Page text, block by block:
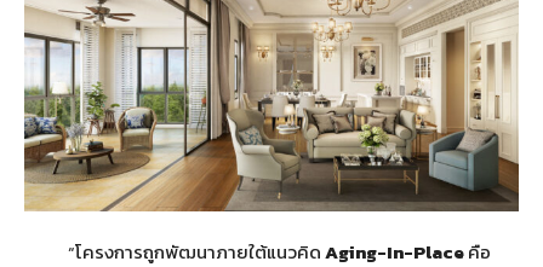
“โครงการถูกพัฒนาภายใต้แนวคิดAging-In-Placeคือ